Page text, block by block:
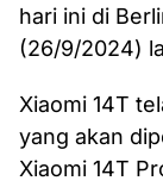
hari ini di
(26/9/2024)
Xiaomi 14T
yang akan
Xiaomi 14T